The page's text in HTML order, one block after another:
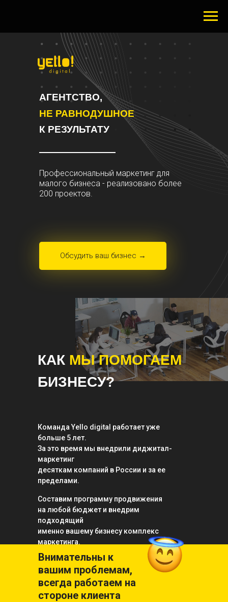
Обсудить ваш бизнес →
АГЕНТСТВО,
НЕ РАВНОДУШНОЕ
К РЕЗУЛЬТАТУ
Профессиональный маркетинг для
малого бизнеса - реализовано более
200 проектов.
КАК МЫ ПОМОГАЕМ
БИЗНЕСУ?
Команда Yello digital работает уже
больше 5 лет.
За это время мы внедрили диджитал-
маркетинг
десяткам компаний в России и за ее
пределами.
Составим программу продвижения
на любой бюджет и внедрим
подходящий
именно вашему бизнесу комплекс
маркетинга.
Внимательны к
вашим проблемам,
всегда работаем на
стороне клиента